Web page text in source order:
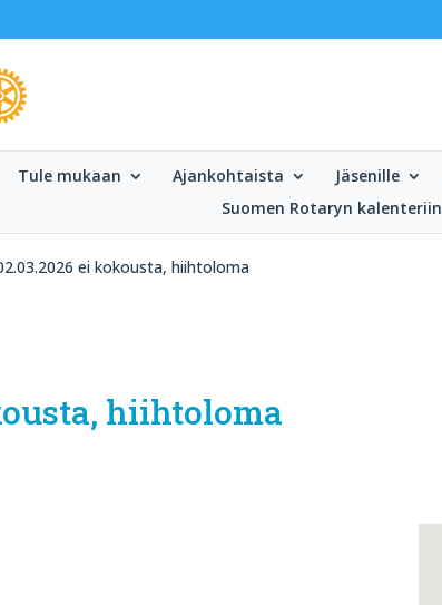
Tule mukaan Ajankohtaista Jäsenille
Suomen Rotaryn kalenteriin
ei kokousta, hiihtoloma
hiihtoloma